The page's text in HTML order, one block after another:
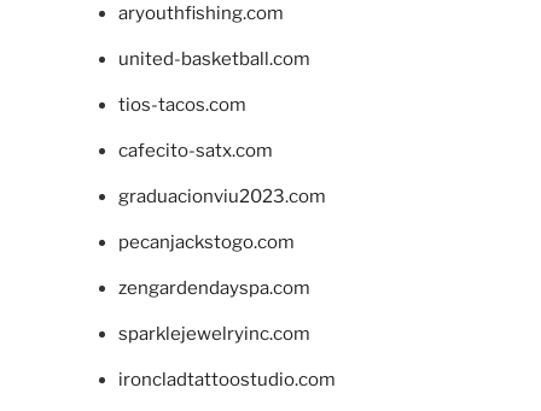
aryouthfishing.com
united-basketball.com
tios-tacos.com
cafecito-satx.com
graduacionviu2023.com
pecanjackstogo.com
zengardendayspa.com
sparklejewelryinc.com
ironcladtattoostudio.com